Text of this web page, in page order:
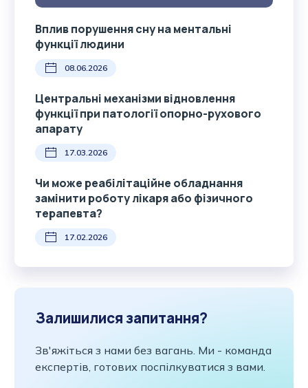
Вплив порушення сну на ментальні
функції людини
08.06.2026
Центральні механізми відновлення
функції при патології опорно-рухового
апарату
17.03.2026
Чи може реабілітаційне обладнання
замінити роботу лікаря або фізичного
терапевта?
17.02.2026
Залишилися запитання?
Зв'яжіться з нами без вагань. Ми - команда
експертів, готових поспілкуватися з вами.